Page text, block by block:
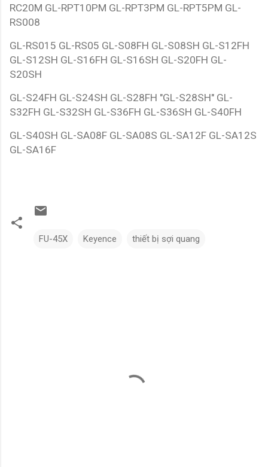
RC20M GL-RPT10PM GL-RPT3PM GL-RPT5PM GL-
RS008
GL-RS015 GL-RS05 GL-S08FH GL-S08SH GL-S12FH
GL-S12SH GL-S16FH GL-S16SH GL-S20FH GL-
S20SH
GL-S24FH GL-S24SH GL-S28FH "GL-S28SH" GL-
S32FH GL-S32SH GL-S36FH GL-S36SH GL-S40FH
GL-S40SH GL-SA08F GL-SA08S GL-SA12F GL-SA12S
GL-SA16F
FU-45X Keyence thiết bị sợi quang